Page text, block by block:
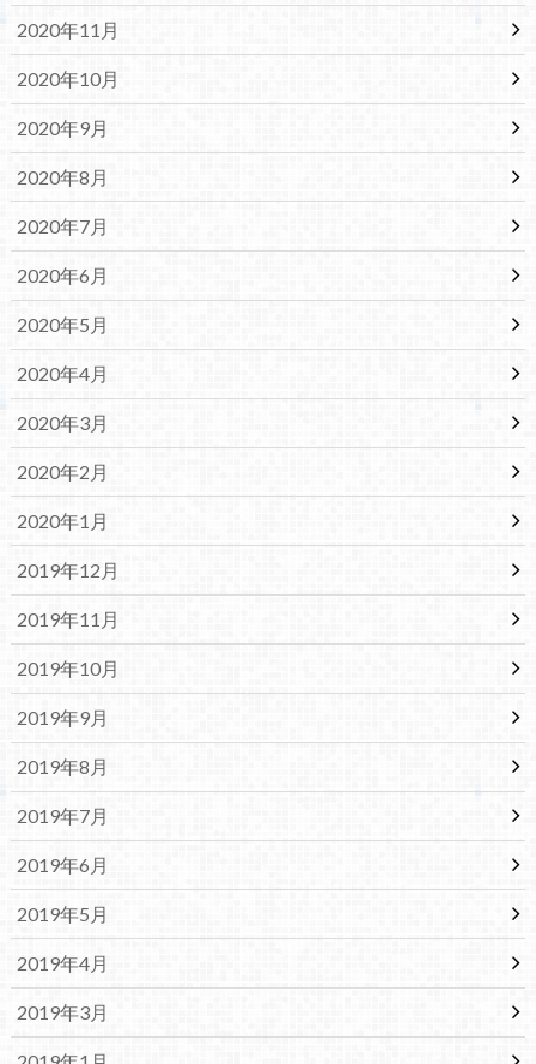
2020年11月
2020年10月
2020年9月
2020年8月
2020年7月
2020年6月
2020年5月
2020年4月
2020年3月
2020年2月
2020年1月
2019年12月
2019年11月
2019年10月
2019年9月
2019年8月
2019年7月
2019年6月
2019年5月
2019年4月
2019年3月